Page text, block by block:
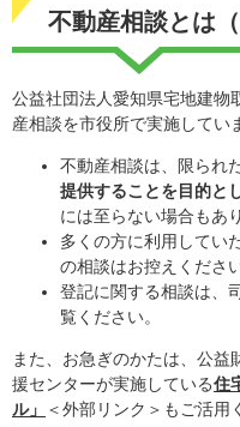
不動産相談とは（
公益社団法人愛知県宅地建物
産相談を市役所で実施してい
不動産相談は、限られ
提供することを目的と
には至らない場合もあ
多くの方に利用してい
の相談はお控えください
登記に関する相談は、
覧ください。
また、お急ぎのかたは、公益
援センターが実施している住
ル」
＜外部リンク＞ もご活用